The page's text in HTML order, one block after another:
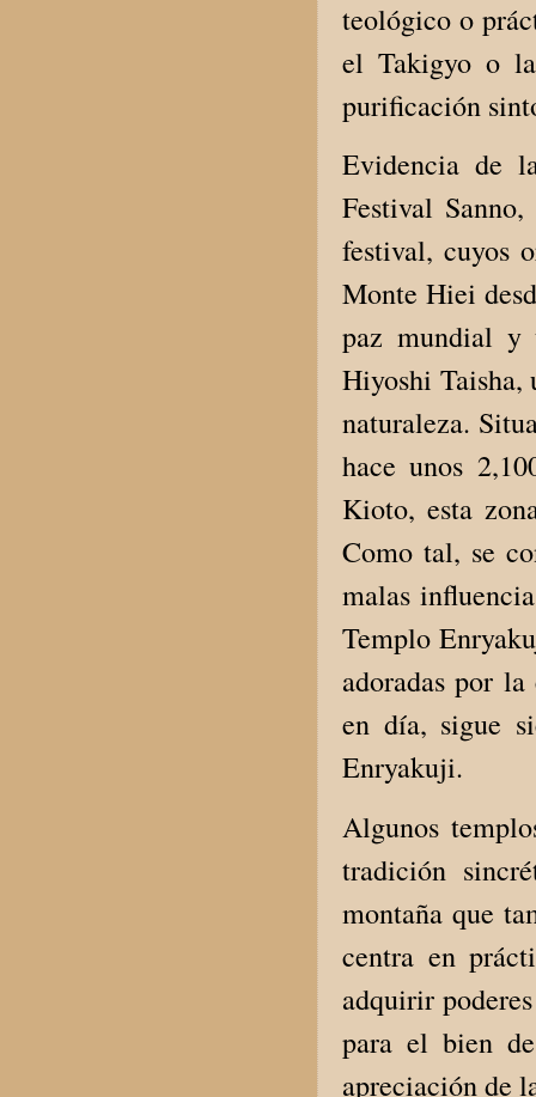
teológico o
el Takigyo o
purificación
Evidencia de
Festival
festival, cuyos
Monte Hiei
paz mundial y
Hiyoshi Taisha,
naturaleza.
hace unos
Kioto, esta
Como tal, se
malas
Templo
adoradas por
en día, sigue
Enryakuji.
Algunos
tradición
montaña que
centra en
adquirir
para el bien
apreciación de